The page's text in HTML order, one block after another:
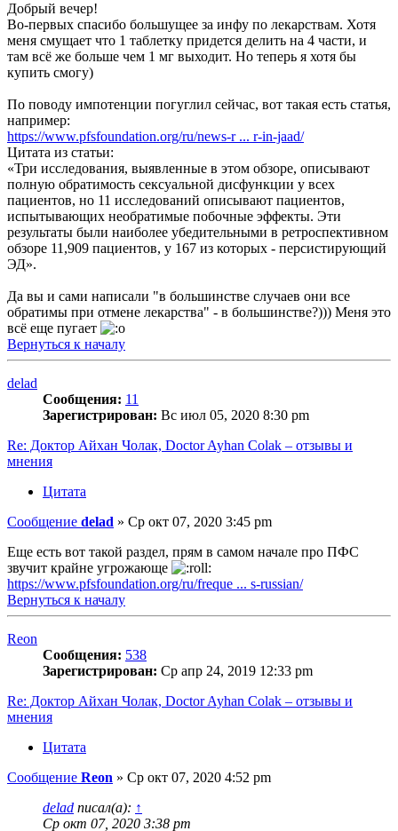
Добрый вечер!
Во-первых спасибо большущее за инфу по лекарствам. Хотя
меня смущает что 1 таблетку придется делить на 4 части, и
там всё же больше чем 1 мг выходит. Но теперь я хотя бы
купить смогу)
По поводу импотенции погуглил сейчас, вот такая есть статья,
например:
https://www.pfsfoundation.org/ru/news-r ... r-in-jaad/
Цитата из статьи:
«Три исследования, выявленные в этом обзоре, описывают
полную обратимость сексуальной дисфункции у всех
пациентов, но 11 исследований описывают пациентов,
испытывающих необратимые побочные эффекты. Эти
результаты были наиболее убедительными в ретроспективном
обзоре 11,909 пациентов, у 167 из которых - персистирующий
ЭД».
Да вы и сами написали "в большинстве случаев они все
обратимы при отмене лекарства" - в большинстве?))) Меня это
всё еще пугает
Вернуться к началу
delad
Сообщения: 11
Зарегистрирован: Вс июл 05, 2020 8:30 pm
Re: Доктор Айхан Чолак, Doctor Ayhan Colak – отзывы и
мнения
Цитата
Сообщение delad » Ср окт 07, 2020 3:45 pm
Еще есть вот такой раздел, прям в самом начале про ПФС
звучит крайне угрожающе
https://www.pfsfoundation.org/ru/freque ... s-russian/
Вернуться к началу
Reon
Сообщения: 538
Зарегистрирован: Ср апр 24, 2019 12:33 pm
Re: Доктор Айхан Чолак, Doctor Ayhan Colak – отзывы и
мнения
Цитата
Сообщение Reon » Ср окт 07, 2020 4:52 pm
delad писал(а): ↑
Ср окт 07, 2020 3:38 pm